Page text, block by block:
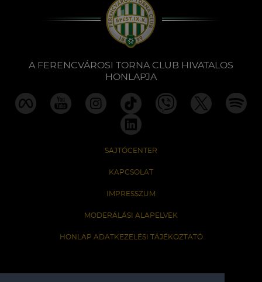
A FERENCVÁROSI TORNA CLUB HIVATALOS
HONLAPJA
SAJTÓCENTER
KAPCSOLAT
IMPRESSZUM
MODERÁLÁSI ALAPELVEK
HONLAP ADATKEZELÉSI TÁJÉKOZTATÓ